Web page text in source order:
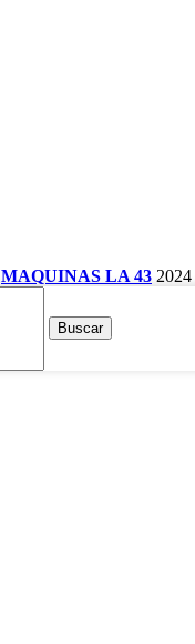
MAQUINAS LA 43 2024
Buscar